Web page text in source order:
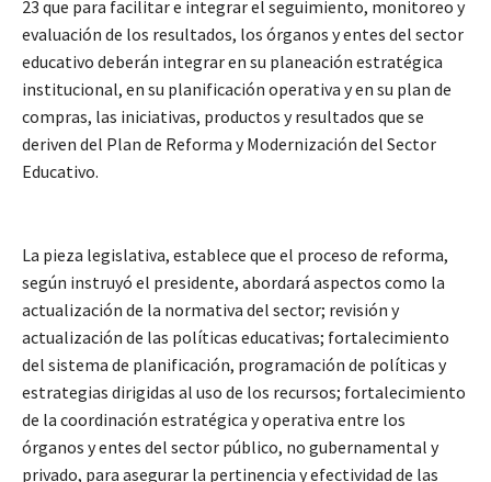
23 que para facilitar e integrar el seguimiento, monitoreo y
evaluación de los resultados, los órganos y entes del sector
educativo deberán integrar en su planeación estratégica
institucional, en su planificación operativa y en su plan de
compras, las iniciativas, productos y resultados que se
deriven del Plan de Reforma y Modernización del Sector
Educativo.
La pieza legislativa, establece que el proceso de reforma,
según instruyó el presidente, abordará aspectos como la
actualización de la normativa del sector; revisión y
actualización de las políticas educativas; fortalecimiento
del sistema de planificación, programación de políticas y
estrategias dirigidas al uso de los recursos; fortalecimiento
de la coordinación estratégica y operativa entre los
órganos y entes del sector público, no gubernamental y
privado, para asegurar la pertinencia y efectividad de las